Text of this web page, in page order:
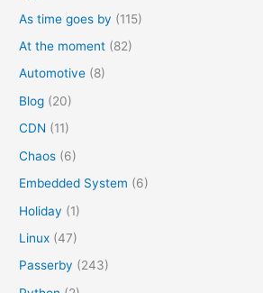
As time goes by (115)
At the moment (82)
Automotive (8)
Blog (20)
CDN (11)
Chaos (6)
Embedded System (6)
Holiday (1)
Linux (47)
Passerby (243)